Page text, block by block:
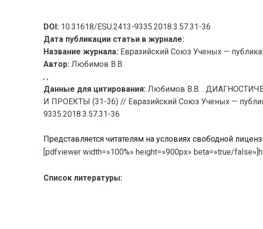
DOI: 10.31618/ESU.2413-9335.2018.3.57.31-36
Дата публикации статьи в журнале:
Название журнала: Евразийский Союз Ученых —
Автор: Любимов В.В.
, ,
Данные для цитирования: Любимов В.В. .
И ПРОЕКТЫ (31-36) // Евразийский Союз Ученых —
9335.2018.3.57.31-36
Представляется читателям на условиях свободной
[pdfviewer width=»100%» height=»900px» beta=»true/
Список литературы: